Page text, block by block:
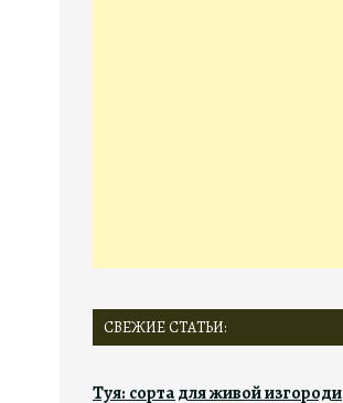
СВЕЖИЕ СТАТЬИ:
Туя: сорта для живой изгороди